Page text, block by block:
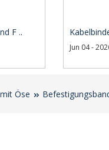
F ..
Jun 04 -
Öse